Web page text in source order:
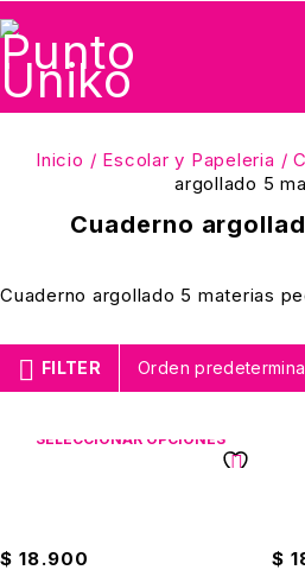
Cuaderno
Inicio / Escolar y Papeleria /
argollado 5
Cuaderno argollado 5 materias
FILTER Orden
SELECCIONAR OPCIONES
$ 18.900
$